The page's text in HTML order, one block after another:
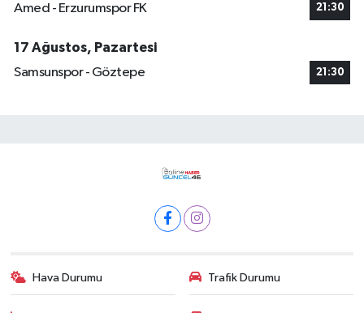
Amed - Erzurumspor FK 21:30
17 Ağustos, Pazartesi
Samsunspor - Göztepe
21:30
Hava Durumu Trafik Durumu